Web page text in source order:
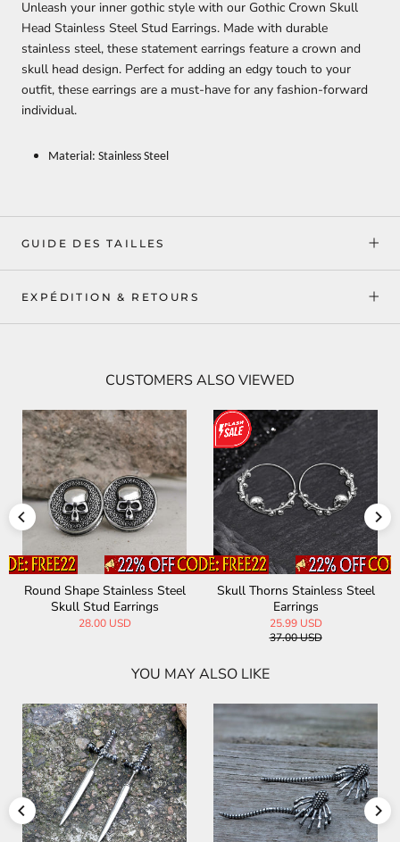
Unleash your inner gothic style with our Gothic Crown Skull
Head Stainless Steel Stud Earrings. Made with durable
stainless steel, these statement earrings feature a crown and
skull head design. Perfect for adding an edgy touch to your
outfit, these earrings are a must-have for any fashion-forward
individual.
Material: Stainless Steel
GUIDE DES TAILLES
EXPÉDITION & RETOURS
CUSTOMERS ALSO VIEWED
Round Shape Stainless Steel
Skull Stud Earrings
28.00 USD
Skull Thorns Stainless Steel
Earrings
25.99 USD
37.00 USD
YOU MAY ALSO LIKE